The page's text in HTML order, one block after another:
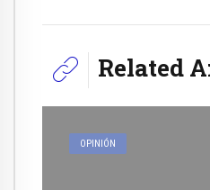
Related
OPINIÓN